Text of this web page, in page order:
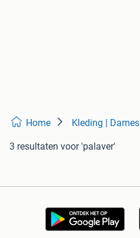
Home Kleding | Dames
3 resultaten voor 'palaver'